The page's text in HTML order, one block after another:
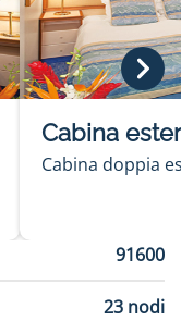
Cabina
Cabina doppia
91600
23 nodi